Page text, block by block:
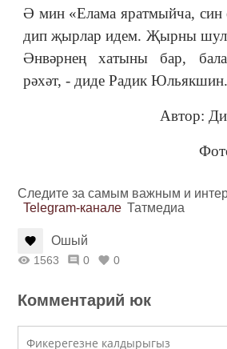
Ә мин «Елама яратмыйча, син
дип җырлар идем. Җырны
Әнвәрнең хатыны бар,
рәхәт, - диде Радик Юльякшин.
Автор:
Следите за самым важным и
Telegram-канале Татмедиа
Ошый
1563 0 0
Комментарий юк